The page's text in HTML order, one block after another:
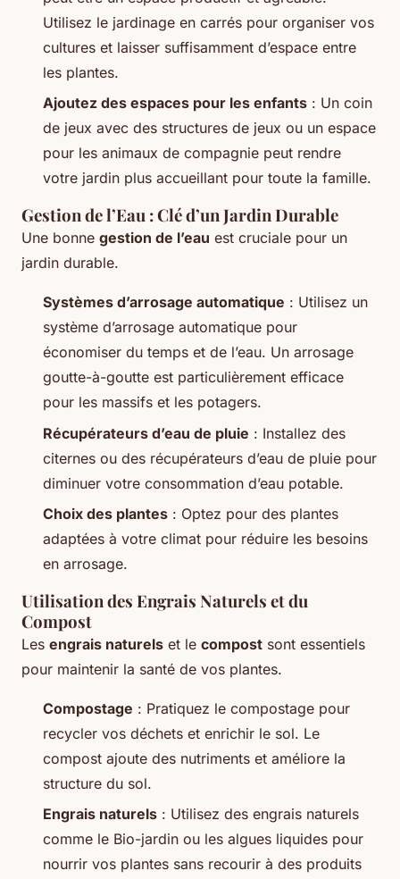
Utilisez le jardinage en carrés pour organiser vos
cultures et laisser suffisamment d’espace entre
les plantes.
Ajoutez des espaces pour les enfants : Un coin
de jeux avec des structures de jeux ou un espace
pour les animaux de compagnie peut rendre
votre jardin plus accueillant pour toute la famille.
Gestion de l’Eau : Clé d’un Jardin Durable
Une bonne gestion de l’eau est cruciale pour un
jardin durable.
Systèmes d’arrosage automatique : Utilisez un
système d’arrosage automatique pour
économiser du temps et de l’eau. Un arrosage
goutte-à-goutte est particulièrement efficace
pour les massifs et les potagers.
Récupérateurs d’eau de pluie : Installez des
citernes ou des récupérateurs d’eau de pluie pour
diminuer votre consommation d’eau potable.
Choix des plantes : Optez pour des plantes
adaptées à votre climat pour réduire les besoins
en arrosage.
Utilisation des Engrais Naturels et du
Compost
Les engrais naturels et le compost sont essentiels
pour maintenir la santé de vos plantes.
Compostage : Pratiquez le compostage pour
recycler vos déchets et enrichir le sol. Le
compost ajoute des nutriments et améliore la
structure du sol.
Engrais naturels : Utilisez des engrais naturels
comme le Bio-jardin ou les algues liquides pour
nourrir vos plantes sans recourir à des produits